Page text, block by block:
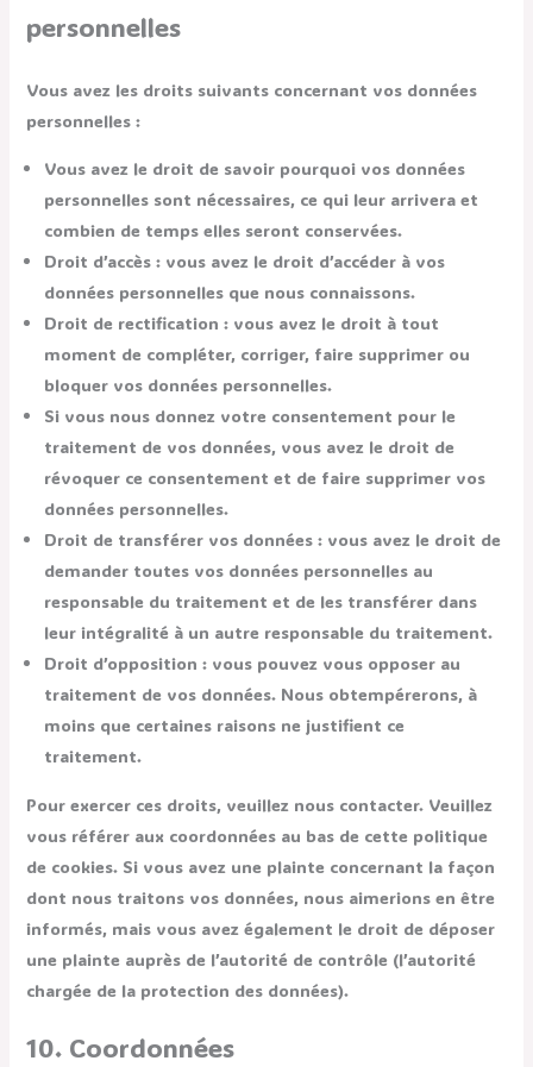
personnelles
Vous avez les droits suivants concernant vos données
personnelles :
Vous avez le droit de savoir pourquoi vos données
personnelles sont nécessaires, ce qui leur arrivera et
combien de temps elles seront conservées.
Droit d’accès : vous avez le droit d’accéder à vos
données personnelles que nous connaissons.
Droit de rectification : vous avez le droit à tout
moment de compléter, corriger, faire supprimer ou
bloquer vos données personnelles.
Si vous nous donnez votre consentement pour le
traitement de vos données, vous avez le droit de
révoquer ce consentement et de faire supprimer vos
données personnelles.
Droit de transférer vos données : vous avez le droit de
demander toutes vos données personnelles au
responsable du traitement et de les transférer dans
leur intégralité à un autre responsable du traitement.
Droit d’opposition : vous pouvez vous opposer au
traitement de vos données. Nous obtempérerons, à
moins que certaines raisons ne justifient ce
traitement.
Pour exercer ces droits, veuillez nous contacter. Veuillez
vous référer aux coordonnées au bas de cette politique
de cookies. Si vous avez une plainte concernant la façon
dont nous traitons vos données, nous aimerions en être
informés, mais vous avez également le droit de déposer
une plainte auprès de l’autorité de contrôle (l’autorité
chargée de la protection des données).
10. Coordonnées